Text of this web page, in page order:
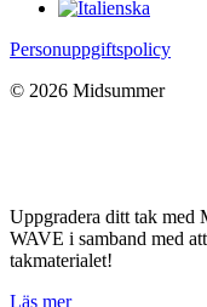
Personuppgiftspolicy
© 2026 Midsummer
Uppgradera ditt tak med
WAVE i samband med
takmaterialet!
Läs mer